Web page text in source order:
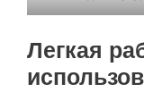
Легкая